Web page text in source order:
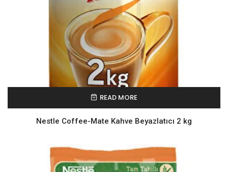
READ MORE
Nestle Coffee-Mate Kahve Beyazlatıcı 2 kg